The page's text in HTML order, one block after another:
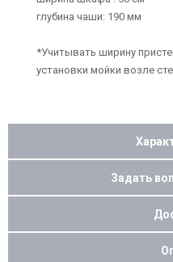
глубина чаши: 190 мм
*Учитывать ширину
установки мойки возле
Задать